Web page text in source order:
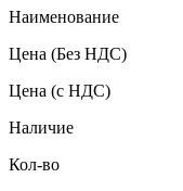
Наименование
Цена (Без НДС)
Цена (с НДС)
Наличие
Кол-во